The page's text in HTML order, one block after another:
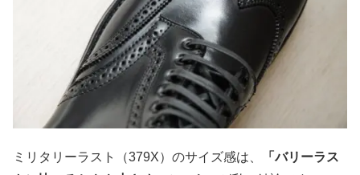
ミリタリーラスト（379X）のサイズ感は、
「バリーラス